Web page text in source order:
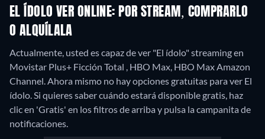
EL ÍDOLO VER ONLINE: POR STREAM, COMPRARLO
O ALQUÍLALA
Actualmente, usted es capaz de ver "El ídolo" streaming en
Movistar Plus+ Ficción Total , HBO Max, HBO Max Amazon
Channel. Ahora mismo no hay opciones gratuitas para ver El
ídolo. Si quieres saber cuándo estará disponible gratis, haz
clic en 'Gratis' en los filtros de arriba y pulsa la campanita de
notificaciones.